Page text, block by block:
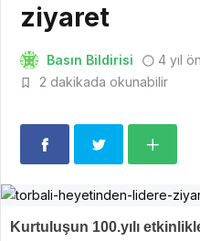
ziyaret
Basın Bildirisi 4 yıl
2 dakikada okunabilir
Kurtuluşun 100.yılı